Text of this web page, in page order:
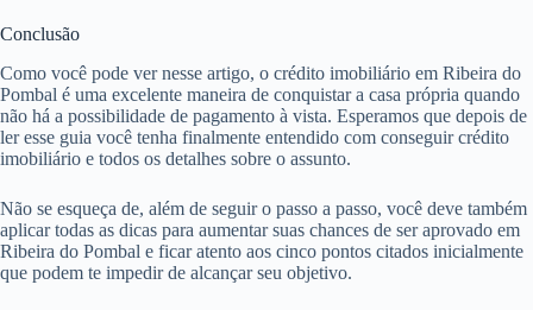
Conclusão
Como você pode ver nesse artigo, o crédito imobiliário em Ribeira do
Pombal é uma excelente maneira de conquistar a casa própria quando
não há a possibilidade de pagamento à vista. Esperamos que depois de
ler esse guia você tenha finalmente entendido com conseguir crédito
imobiliário e todos os detalhes sobre o assunto.
Não se esqueça de, além de seguir o passo a passo, você deve também
aplicar todas as dicas para aumentar suas chances de ser aprovado em
Ribeira do Pombal e ficar atento aos cinco pontos citados inicialmente
que podem te impedir de alcançar seu objetivo.